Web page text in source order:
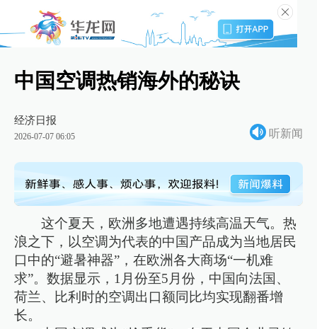
中国空调热销海外的秘诀
经济日报
2026-07-07 06:05 听新闻
这个夏天，欧洲多地遭遇持续高温天气。热
浪之下，以空调为代表的中国产品成为当地居民
口中的“避暑神器”，在欧洲各大商场“一机难
求”。数据显示，1月份至5月份，中国向法国、
荷兰、比利时的空调出口额同比均实现翻番增
长。